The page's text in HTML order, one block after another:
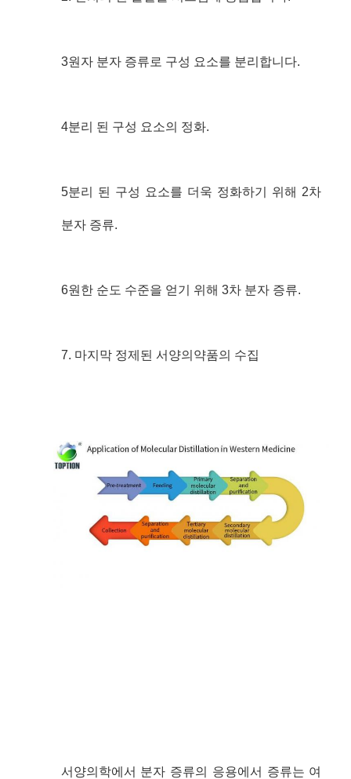
3원자 분자 증류로 구성 요소를 분리합니다.
4분리 된 구성 요소의 정화.
5분리 된 구성 요소를 더욱 정화하기 위해 2차
분자 증류.
6원한 순도 수준을 얻기 위해 3차 분자 증류.
7. 마지막 정제된 서양의약품의 수집
서양의학에서 분자 증류의 응용에서 증류는 여